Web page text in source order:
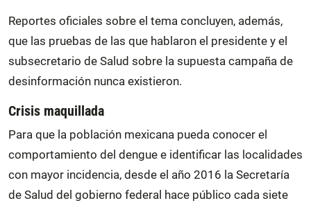
Reportes oficiales sobre el tema concluyen, además,
que las pruebas de las que hablaron el presidente y el
subsecretario de Salud sobre la supuesta campaña de
desinformación nunca existieron.
Crisis maquillada
Para que la población mexicana pueda conocer el
comportamiento del dengue e identificar las localidades
con mayor incidencia, desde el año 2016 la Secretaría
de Salud del gobierno federal hace público cada siete